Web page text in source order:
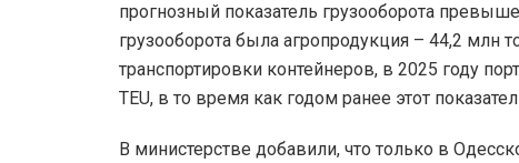
прогнозный показатель грузооборота
грузооборота была агропродукция – 44,2 млн
транспортировки контейнеров, в 2025 году
TEU, в то время как годом ранее этот
В министерстве добавили, что только в